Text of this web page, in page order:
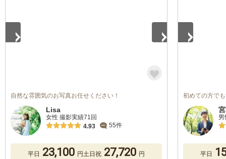
自然な雰囲気のお写真お任せください！
Lisa
女性 撮影実績71回
4.93
55件
平日 23,100 円土日祝 27,720 円
初めての方で
平日